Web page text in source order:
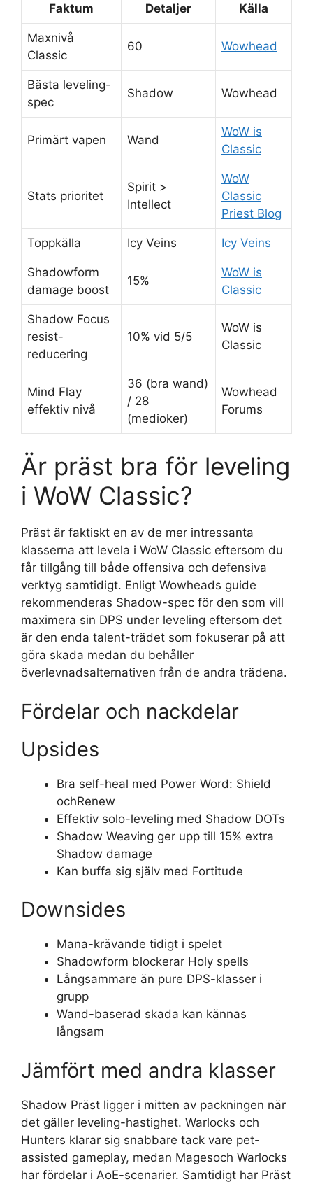
Faktum
Detaljer Källa
Maxnivå
Classic
60 Wowhead
Bästa leveling-
spec
Shadow Wowhead
Primärt vapen Wand
WoW is
Classic
Stats prioritet
Spirit >
Intellect
WoW
Classic
Priest Blog
Toppkälla Icy Veins Icy Veins
Shadowform
damage boost
15%
WoW is
Classic
Shadow Focus
resist-
reducering
10% vid 5/5
WoW is
Classic
Mind Flay
effektiv nivå
36 (bra wand)
/ 28
(medioker)
Wowhead
Forums
Är präst bra för leveling
i WoW Classic?
Präst är faktiskt en av de mer intressanta
klasserna att levela i WoW Classic eftersom du
får tillgång till både offensiva och defensiva
verktyg samtidigt. Enligt Wowheads guide
rekommenderas Shadow-spec för den som vill
maximera sin DPS under leveling eftersom det
är den enda talent-trädet som fokuserar på att
göra skada medan du behåller
överlevnadsalternativen från de andra trädena.
Fördelar och nackdelar
Upsides
Bra self-heal med Power Word: Shield
ochRenew
Effektiv solo-leveling med Shadow DOTs
Shadow Weaving ger upp till 15% extra
Shadow damage
Kan buffa sig själv med Fortitude
Downsides
Mana-krävande tidigt i spelet
Shadowform blockerar Holy spells
Långsammare än pure DPS-klasser i
grupp
Wand-baserad skada kan kännas
långsam
Jämfört med andra klasser
Shadow Präst ligger i mitten av packningen när
det gäller leveling-hastighet. Warlocks och
Hunters klarar sig snabbare tack vare pet-
assisted gameplay, medan Magesoch Warlocks
har fördelar i AoE-scenarier. Samtidigt har Präst